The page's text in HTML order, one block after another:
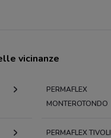
vicinanze
PERMAFLEX
MONTEROTONDO
PERMAFLEX TIVOLI